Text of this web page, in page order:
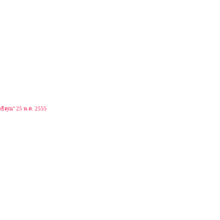
คุณ" 25 พ.ค. 2555